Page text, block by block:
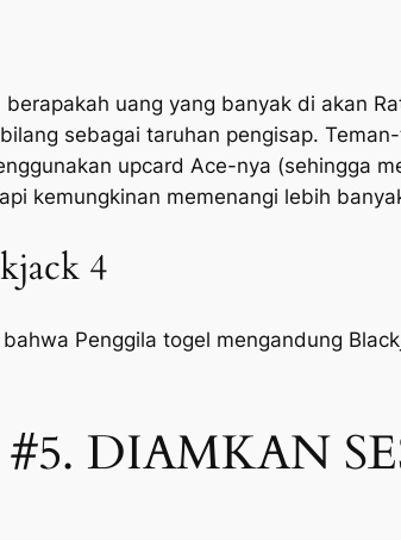
uang yang banyak di akan
sebagai taruhan pengisap.
upcard Ace-nya (sehingga
kemungkinan memenangi lebih
4
Penggila togel mengandung
DIAMKAN